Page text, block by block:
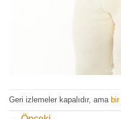
Geri izlemeler kapalıdır, ama bir